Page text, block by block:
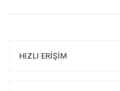
HIZLI ERİŞİM